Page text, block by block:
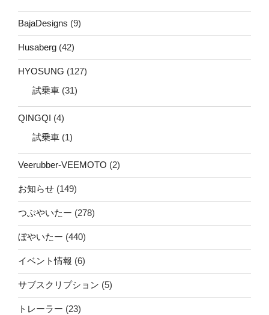
BajaDesigns (9)
Husaberg (42)
HYOSUNG (127)
試乗車 (31)
QINGQI (4)
試乗車 (1)
Veerubber-VEEMOTO (2)
お知らせ (149)
つぶやいたー (278)
ぼやいたー (440)
イベント情報 (6)
サブスクリプション (5)
トレーラー (23)